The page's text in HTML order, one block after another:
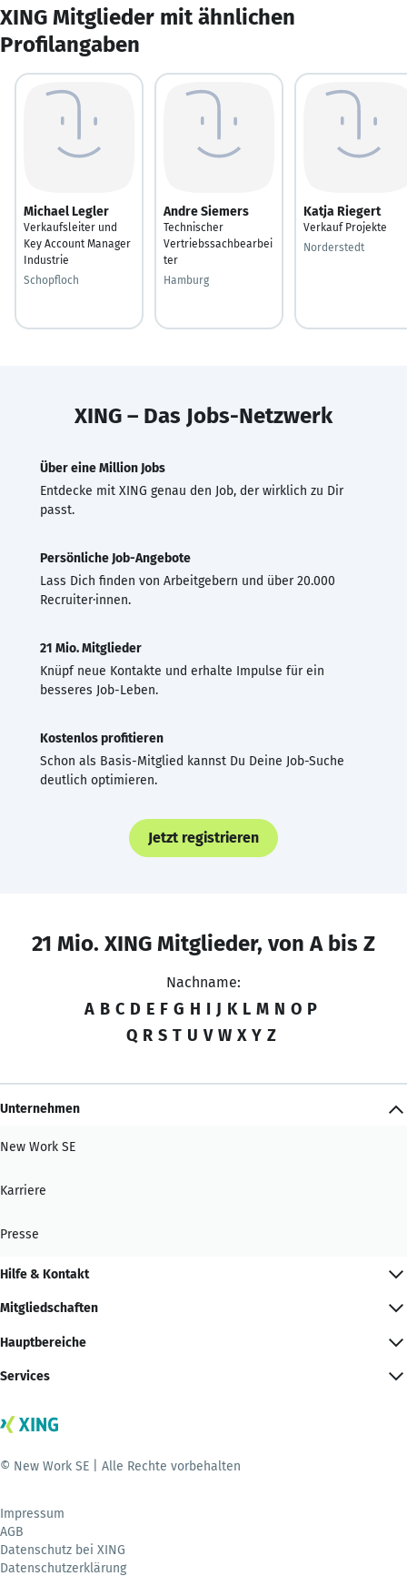
XING Mitglieder mit ähnlichen
Profilangaben
Michael Legler
Verkaufsleiter und
Key Account Manager
Industrie
Schopfloch
Andre Siemers
Technischer
Vertriebssachbearbei
ter
Hamburg
Katja Riegert
Verkauf Projekte
Norderstedt
XING – Das Jobs-Netzwerk
Über eine Million Jobs
Entdecke mit XING genau den Job, der wirklich zu Dir
passt.
Persönliche Job-Angebote
Lass Dich finden von Arbeitgebern und über 20.000
Recruiter·innen.
21 Mio. Mitglieder
Knüpf neue Kontakte und erhalte Impulse für ein
besseres Job-Leben.
Kostenlos profitieren
Schon als Basis-Mitglied kannst Du Deine Job-Suche
deutlich optimieren.
Jetzt registrieren
21 Mio. XING Mitglieder, von A bis Z
Nachname:
A B C D E F G H I J K L M N O P
Q R S T U V W X Y Z
Unternehmen
New Work SE
Karriere
Presse
Hilfe & Kontakt
Mitgliedschaften
Hauptbereiche
Services
© New Work SE | Alle Rechte vorbehalten
Impressum
AGB
Datenschutz bei XING
Datenschutzerklärung